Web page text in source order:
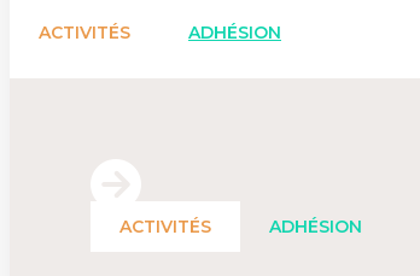
ACTIVITÉS ADHÉSION
ACTIVITÉS ADHÉSION